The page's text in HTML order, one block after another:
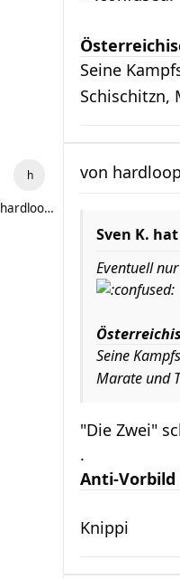
Seine
Schischitzn,
hardlooper
von
Sven K.
Eventuell
Seine
Marate und
"Die Zwei"
.
Anti-Vorbild
Knippi